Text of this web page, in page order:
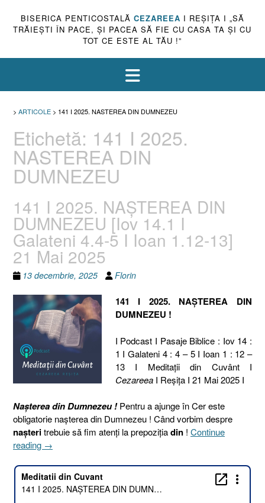
BISERICA PENTICOSTALĂ CEZAREEA I REŞIŢA I „SĂ
TRĂIEŞTI ÎN PACE, ŞI PACEA SĂ FIE CU CASA TA ŞI CU
TOT CE ESTE AL TĂU !”
> ARTICOLE > 141 I 2025. NASTEREA DIN DUMNEZEU
Etichetă: 141 I 2025.
NASTEREA DIN
DUMNEZEU
141 I 2025. NAȘTEREA DIN
DUMNEZEU [Iov 14.1 I
Galateni 4.4-5 I Ioan 1.12-13]
21 Mai 2025
13 decembrie, 2025 Florin
141 I 2025. NAȘTEREA DIN
DUMNEZEU !
I Podcast I Pasaje Biblice : Iov 14 :
1 I Galateni 4 : 4 – 5 I Ioan 1 : 12 –
13 I Meditaţii din Cuvânt I
CezareeaI Reşiţa I 21 Mai 2025 I
Nașterea din Dumnezeu ! Pentru a ajunge în Cer este
obligatorie nașterea din Dumnezeu ! Când vorbim despre
nașteritrebuie să fim atenți la prepozițiadin ! Continue
reading „141
2025.
NAȘTEREA
DIN
→